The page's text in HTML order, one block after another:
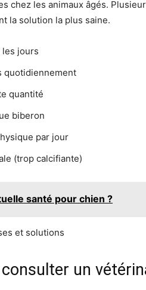
chez les animaux âgés.
la solution la plus saine.
les jours
quotidiennement
quantité
biberon
par jour
(trop calcifiante)
santé pour chien ?
un